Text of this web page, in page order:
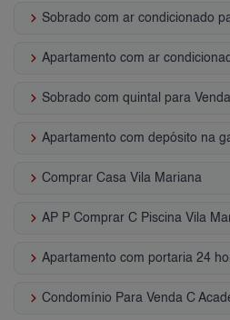
keyboard_arrow_right
keyboard_arrow_right
keyboard_arrow_right Sobrado com quintal para
keyboard_arrow_right
keyboard_arrow_right Comprar Casa Vila Mariana
keyboard_arrow_right AP P Comprar C Piscina Vila
keyboard_arrow_right
keyboard_arrow_right